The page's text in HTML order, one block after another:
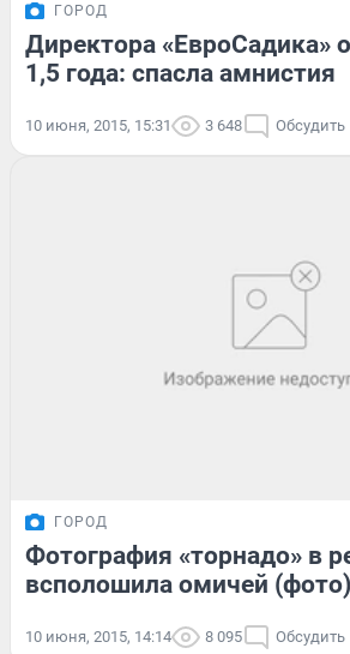
ГОРОД
Директора «ЕвроСадика»
1,5 года: спасла амнистия
10 июня, 2015, 15:31 3 648 Обсудить
ГОРОД
Фотография «торнадо» в
всполошила омичей (фото)
10 июня, 2015, 14:14 8 095 Обсудить